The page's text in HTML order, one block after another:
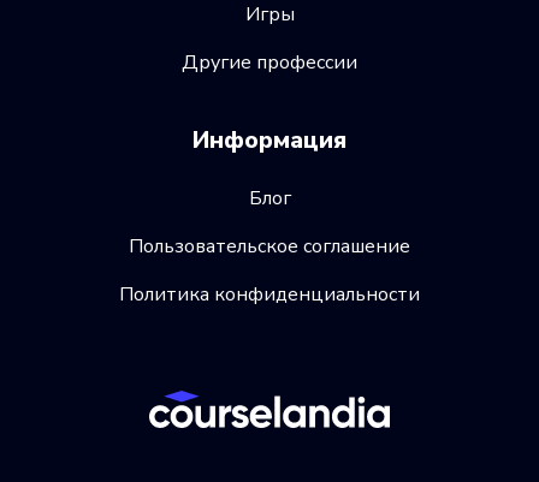
Игры
Другие профессии
Информация
Блог
Пользовательское соглашение
Политика конфиденциальности